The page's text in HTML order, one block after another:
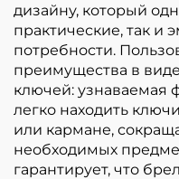
дизайну, который
практические, так и
потребности.
преимущества в
ключей: узнаваемая
легко находить
или кармане,
необходимых
гарантирует, что